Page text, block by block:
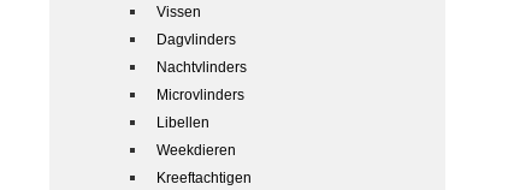
Vissen
Dagvlinders
Nachtvlinders
Microvlinders
Libellen
Weekdieren
Kreeftachtigen